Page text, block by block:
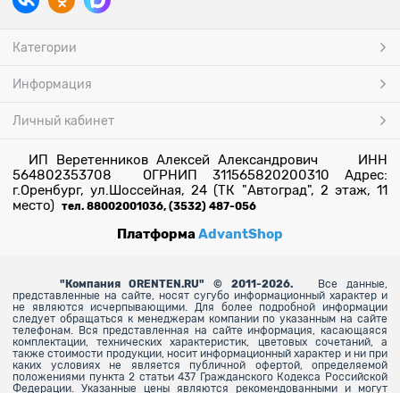
Категории
Информация
Личный кабинет
ИП Веретенников Алексей Александрович ИНН
564802353708 ОГРНИП 311565820200310 Адрес:
г.Оренбург, ул.Шоссейная, 24 (ТК "Автоград", 2 этаж, 11
место) тел. 88002001036, (3532) 487-056
ПлатформаAdvantShop
" Компания ORENTEN.RU" © 2011-2026.
Все данные,
представленные на сайте, носят сугубо информационный характер и
не являются исчерпывающими. Для более подробной информации
следует обращаться к менеджерам компании по указанным на сайте
телефонам. Вся представленная на сайте информация, касающаяся
комплектации, технических характеристик, цветовых сочетаний, а
также стоимости продукции, носит информационный характер и ни при
каких условиях не является публичной офертой, определяемой
положениями пункта 2 статьи 437 Гражданского Кодекса Российской
Федерации. Указанные цены являются рекомендованными и могут